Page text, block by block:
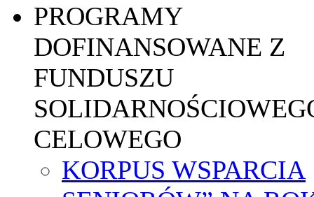
PROGRAMY
DOFINANSOWANE Z
FUNDUSZU
CELOWEGO
KORPUS WSPARCIA